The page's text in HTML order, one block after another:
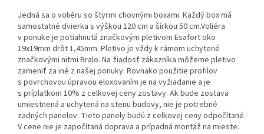
Jedná sa o voliéru so štyrmi chovnými boxami. Každý box má
samostatné dvierka s výškou 120 cm a šírkou 50 cm.Voliéra
v ponuke je potiahnutá značkovým pletivom Esafort oko
19x19mm drôt 1,45mm. Pletivo je vždy k rámom uchytené
značkovými nitmi Bralo. Na žiadosť zákazníka môžeme pletivo
zameniť za iné z našej ponuky. Rovnako použitie profilov
s povrchovou úpravou eloxovaním je na vyžiadanie a je
s príplatkom 10% z celkovej ceny zostavy. Ak bude zostava
umiestnená a uchytená na stenu budovy, nie je potrebné
zadných panelov. Tieto panely budú z celkovej ceny odpočítané.
V cene nie je započítaná doprava a prípadná montáž na mieste.